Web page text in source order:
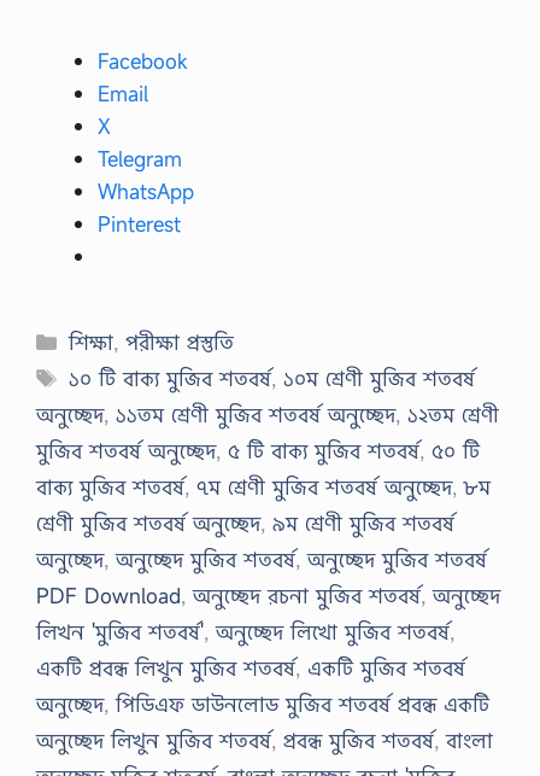
Facebook
Email
X
Telegram
WhatsApp
Pinterest
Categories
শিক্ষা,পরীক্ষা প্রস্তুতি
Tags
১০ টি বাক্য মুজিব শতবর্ষ,১০ম শ্রেণী মুজিব শতবর্ষ
অনুচ্ছেদ, ১১তম শ্রেণী মুজিব শতবর্ষ অনুচ্ছেদ, ১২তম শ্রেণী
মুজিব শতবর্ষ অনুচ্ছেদ, ৫ টি বাক্য মুজিব শতবর্ষ, ৫০ টি
বাক্য মুজিব শতবর্ষ, ৭ম শ্রেণী মুজিব শতবর্ষ অনুচ্ছেদ,৮ম
শ্রেণী মুজিব শতবর্ষ অনুচ্ছেদ, ৯ম শ্রেণী মুজিব শতবর্ষ
অনুচ্ছেদ,অনুচ্ছেদ মুজিব শতবর্ষ,অনুচ্ছেদ মুজিব শতবর্ষ
PDF Download,অনুচ্ছেদ রচনা মুজিব শতবর্ষ,অনুচ্ছেদ
লিখন 'মুজিব শতবর্ষ',অনুচ্ছেদ লিখো মুজিব শতবর্ষ,
একটি প্রবন্ধ লিখুন মুজিব শতবর্ষ, একটি মুজিব শতবর্ষ
অনুচ্ছেদ,পিডিএফ ডাউনলোড মুজিব শতবর্ষ প্রবন্ধ একটি
অনুচ্ছেদ লিখুন মুজিব শতবর্ষ, প্রবন্ধ মুজিব শতবর্ষ,বাংলা